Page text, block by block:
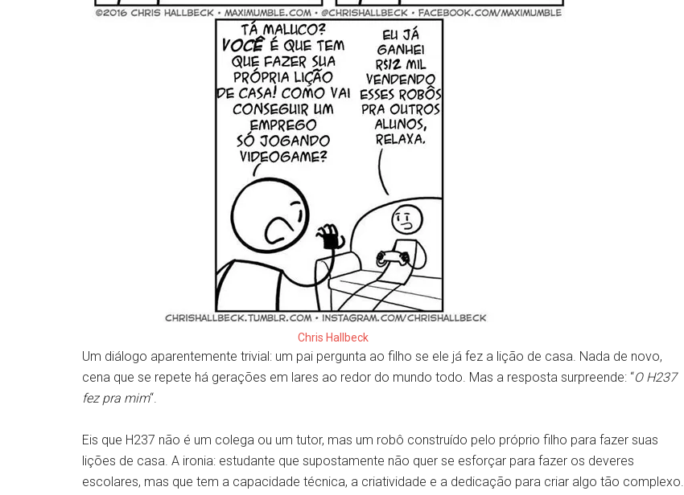
Chris Hallbeck
Um diálogo aparentemente trivial: um pai pergunta ao filho se ele já fez a lição de casa. Nada de novo,
cena que se repete há gerações em lares ao redor do mundo todo. Mas a resposta surpreende: “O H237
fez pra mim“.
Eis que H237 não é um colega ou um tutor, mas um robô construído pelo próprio filho para fazer suas
lições de casa. A ironia: estudante que supostamente não quer se esforçar para fazer os deveres
escolares, mas que tem a capacidade técnica, a criatividade e a dedicação para criar algo tão complexo.